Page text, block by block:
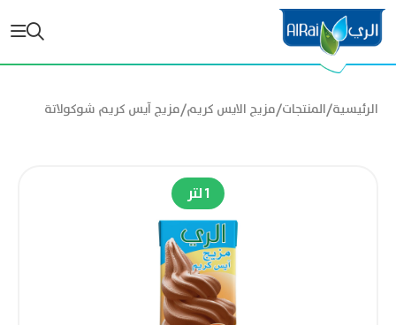
الرئيسية/المنتجات/مزيج الايس كريم/مزيج آيس كريم شوكولاتة
1 لتر